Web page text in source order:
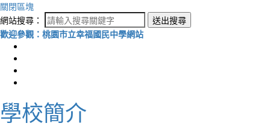
關閉區塊
網站搜尋：
送出搜尋
歡迎參觀：桃園市立幸福國民中學網站
學校簡介